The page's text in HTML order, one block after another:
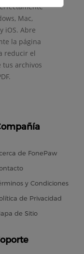
Mac,
iOS. Abre
la página
reducir el
tus archivos
de FonePaw
y Condiciones
de Privacidad
de Sitio